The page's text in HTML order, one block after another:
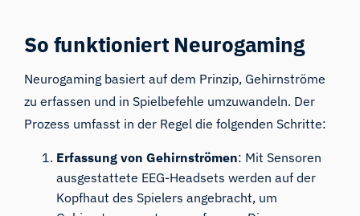
So funktioniert Neurogaming
Neurogaming basiert auf dem Prinzip, Gehirnströme
zu erfassen und in Spielbefehle umzuwandeln. Der
Prozess umfasst in der Regel die folgenden Schritte:
Erfassung von Gehirnströmen: Mit Sensoren
ausgestattete EEG-Headsets werden auf der
Kopfhaut des Spielers angebracht, um